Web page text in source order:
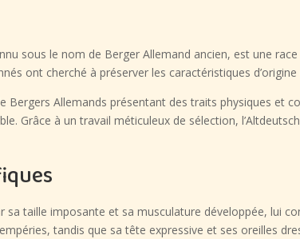
sous le nom de Berger Allemand ancien, est une
ont cherché à préserver les caractéristiques
Bergers Allemands présentant des traits physiques et
Grâce à un travail méticuleux de sélection,
sa taille imposante et sa musculature développée, lui
tandis que sa tête expressive et ses oreilles